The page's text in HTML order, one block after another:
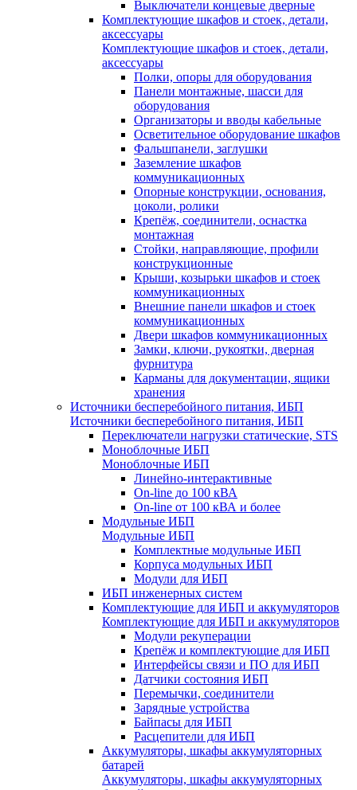
Выключатели концевые дверные
Комплектующие шкафов и стоек, детали,
аксессуары
Комплектующие шкафов и стоек, детали,
аксессуары
Полки, опоры для оборудования
Панели монтажные, шасси для
оборудования
Организаторы и вводы кабельные
Осветительное оборудование шкафов
Фальшпанели, заглушки
Заземление шкафов
коммуникационных
Опорные конструкции, основания,
цоколи, ролики
Крепёж, соединители, оснастка
монтажная
Стойки, направляющие, профили
конструкционные
Крыши, козырьки шкафов и стоек
коммуникационных
Внешние панели шкафов и стоек
коммуникационных
Двери шкафов коммуникационных
Замки, ключи, рукоятки, дверная
фурнитура
Карманы для документации, ящики
хранения
Источники бесперебойного питания, ИБП
Источники бесперебойного питания, ИБП
Переключатели нагрузки статические, STS
Моноблочные ИБП
Моноблочные ИБП
Линейно-интерактивные
On-line до 100 кВА
On-line от 100 кВА и более
Модульные ИБП
Модульные ИБП
Комплектные модульные ИБП
Корпуса модульных ИБП
Модули для ИБП
ИБП инженерных систем
Комплектующие для ИБП и аккумуляторов
Комплектующие для ИБП и аккумуляторов
Модули рекуперации
Крепёж и комплектующие для ИБП
Интерфейсы связи и ПО для ИБП
Датчики состояния ИБП
Перемычки, соединители
Зарядные устройства
Байпасы для ИБП
Расцепители для ИБП
Аккумуляторы, шкафы аккумуляторных
батарей
Аккумуляторы, шкафы аккумуляторных